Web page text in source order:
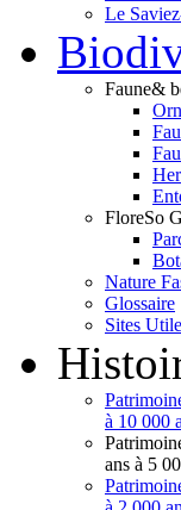
Le
Bio
Faune&
FloreSo
Nature
Glossaire
Sites
Hist
à 10 000
ans à 5